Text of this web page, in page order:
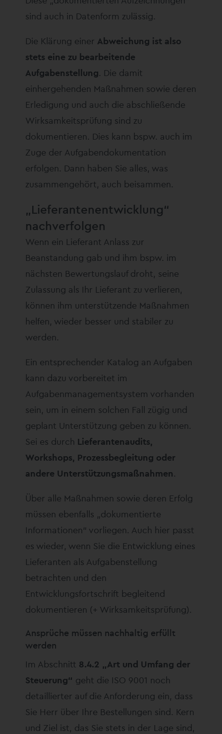
sind auch in Datenform zulässig.
Die Klärung einer Abweichung ist also
stets eine zu bearbeitende
Aufgabenstellung. Die damit
einhergehenden Maßnahmen sowie deren
Erledigung und auch die abschließende
Wirksamkeitsprüfung sind zu
dokumentieren. Dies kann bspw. auch im
Zuge der Aufgabendokumentation
erfolgen. Dann haben Sie alles, was
zusammengehört, auch beisammen.
„Lieferantenentwicklung“
nachverfolgen
Wenn ein Lieferant Anlass zur
Beanstandung gab und ihm bspw. im
nächsten Bewertungslauf droht, seine
Zulassung als Ihr Lieferant zu verlieren,
können ihm unterstützende Maßnahmen
helfen, wieder besser und stabiler zu
werden.
Ein entsprechender Katalog an Aufgaben
kann dazu vorbereitet im
Aufgabenmanagementsystem vorhanden
sein, um in einem solchen Fall zügig und
geplant Unterstützung geben zu können.
Sei es durch Lieferantenaudits,
Workshops, Prozessbegleitung oder
andere Unterstützungsmaßnahmen.
Über alle Maßnahmen sowie deren Erfolg
müssen ebenfalls „dokumentierte
Informationen“ vorliegen. Auch hier passt
es wieder, wenn Sie die Entwicklung eines
Lieferanten als Aufgabenstellung
betrachten und den
Entwicklungsfortschrift begleitend
dokumentieren (+ Wirksamkeitsprüfung).
Ansprüche müssen nachhaltig erfüllt
werden
Im Abschnitt 8.4.2 „Art und Umfang der
Steuerung“ geht die ISO 9001 noch
detaillierter auf die Anforderung ein, dass
Sie Herr über Ihre Bestellungen sind. Kern
und Ziel ist, das Sie stets in der Lage sind,